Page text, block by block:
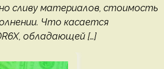
сливу материалов, стоимость
Что касается
обладающей […]